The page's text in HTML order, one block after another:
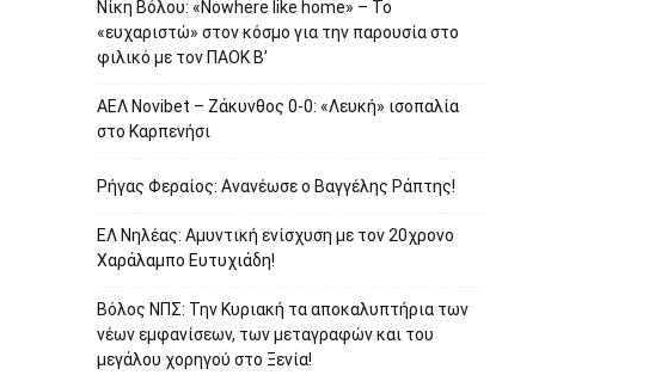
Νίκη Βόλου: «Nowhere like home» – Το
«ευχαριστώ» στον κόσμο για την παρουσία στο
φιλικό με τον ΠΑΟΚ Β’
ΑΕΛ Novibet – Ζάκυνθος 0-0: «Λευκή» ισοπαλία
στο Καρπενήσι
Ρήγας Φεραίος: Ανανέωσε ο Βαγγέλης Ράπτης!
ΕΛ Νηλέας: Αμυντική ενίσχυση με τον 20χρονο
Χαράλαμπο Ευτυχιάδη!
Βόλος ΝΠΣ: Την Κυριακή τα αποκαλυπτήρια των
νέων εμφανίσεων, των μεταγραφών και του
μεγάλου χορηγού στο Ξενία!